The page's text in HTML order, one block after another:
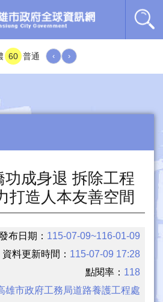
60 普通 ‹ ›
功成身退 拆除工程
打造人本友善空間
布日期： 115-07-09~116-01-09
資料更新時間： 115-07-09 17:28
點閱率： 118
雄市政府工務局道路養護工程處